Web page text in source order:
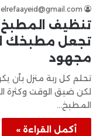
elrefaayeid@gmail.com
تنظيف
تجعل مطبخك
مجهود
تحلم كل ربة منزل بأن
لكن ضيق الوقت وكثرة
المطبخ…
أكمل القراءة »